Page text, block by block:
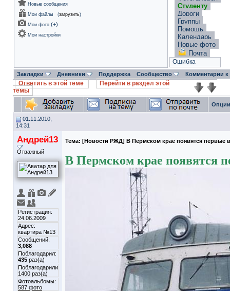
Новые сообщения
Мои файлы
(загрузить)
Мои фото (+)
Мои настройки
Студенту
Дороги
Группы
Помощь
Календарь
Новые фото
Почта
Ошибка
Закладки Дневники Поддержка Сообщество Комментарии
Ответить в этой теме
Перейти в раздел этой
темы
01.11.2010,
14:31
Андрей13
Отважный
Регистрация:
24.06.2009
Адрес:
квартира №13
Сообщений:
3,088
Поблагодарил:
435 раз(а)
Поблагодарили
1400 раз(а)
Фотоальбомы:
587 фото
Тема: [Новости РЖД] В Пермском крае появятся первые
В Пермском крае появятся